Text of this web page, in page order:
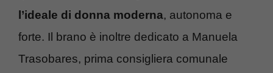
l’ideale di donna moderna, autonoma e
forte. Il brano è inoltre dedicato a Manuela
Trasobares, prima consigliera comunale